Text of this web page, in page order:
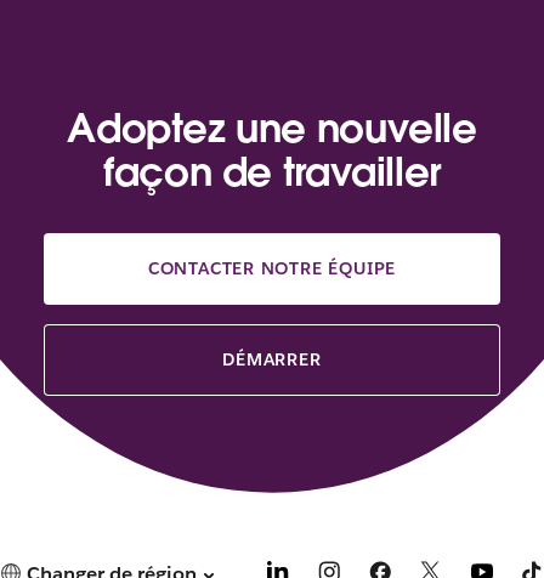
Adoptez une nouvelle
façon de travailler
CONTACTER NOTRE ÉQUIPE
DÉMARRER